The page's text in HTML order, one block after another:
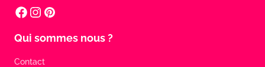
Qui sommes nous ?
Contact